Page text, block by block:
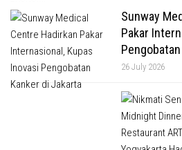
Sunway
Pakar
26 July 2026